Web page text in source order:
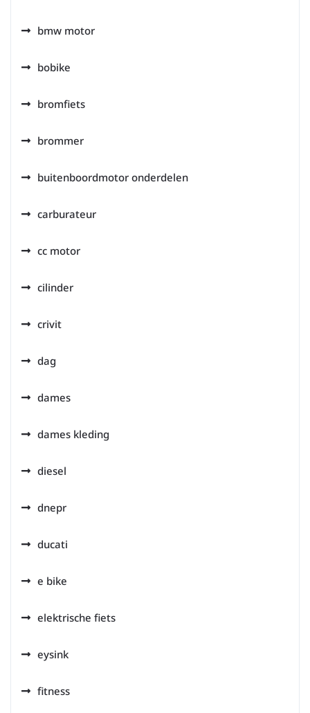
bmw motor
bobike
bromfiets
brommer
buitenboordmotor onderdelen
carburateur
cc motor
cilinder
crivit
dag
dames
dames kleding
diesel
dnepr
ducati
e bike
elektrische fiets
eysink
fitness